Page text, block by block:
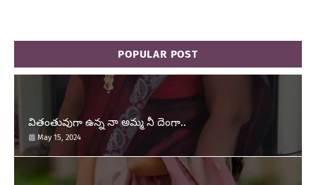
POPULAR POST
వితంతువుగా ఉన్న నా అమ్మ నీ దెంగా..
May 15, 2024